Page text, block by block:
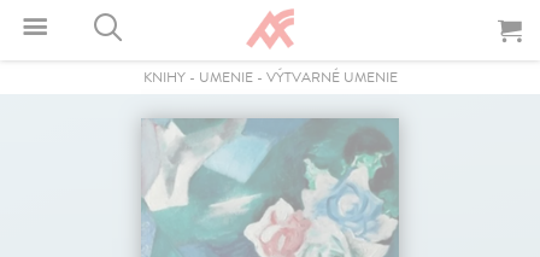
KNIHY- UMENIE- VÝTVARNÉ UMENIE